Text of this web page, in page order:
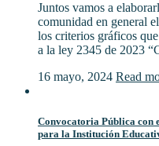
Juntos vamos a
comunidad en general
los criterios gráficos
a la ley 2345 de 2023
16 mayo, 2024 Read
Convocatoria Pública con
para la Institución